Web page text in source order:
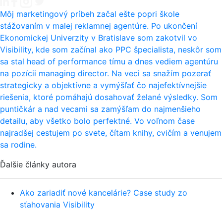
Môj marketingový príbeh začal ešte popri škole
stážovaním v malej reklamnej agentúre. Po ukončení
Ekonomickej Univerzity v Bratislave som zakotvil vo
Visibility, kde som začínal ako PPC špecialista, neskôr som
sa stal head of performance tímu a dnes vediem agentúru
na pozícii managing director. Na veci sa snažím pozerať
strategicky a objektívne a vymýšľať čo najefektívnejšie
riešenia, ktoré pomáhajú dosahovať želané výsledky. Som
puntičkár a nad vecami sa zamýšľam do najmenšieho
detailu, aby všetko bolo perfektné. Vo voľnom čase
najradšej cestujem po svete, čítam knihy, cvičím a venujem
sa rodine.
Ďalšie články autora
Ako zariadiť nové kancelárie? Case study zo
sťahovania Visibility